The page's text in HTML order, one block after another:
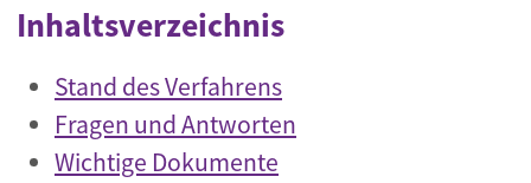
Inhaltsverzeichnis
Stand des Verfahrens
Fragen und Antworten
Wichtige Dokumente